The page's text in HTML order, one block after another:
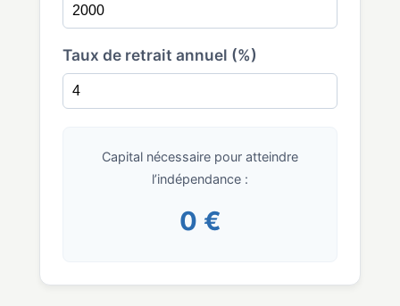
Taux de retrait annuel (%)
Capital nécessaire pour atteindre
l’indépendance :
0 €